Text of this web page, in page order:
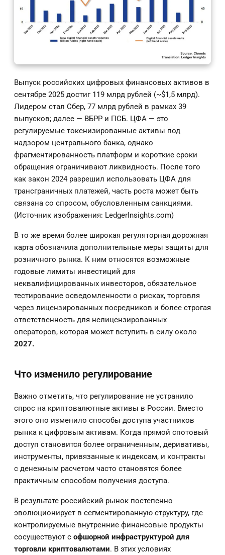
Выпуск российских цифровых финансовых активов в
сентябре 2025 достиг 119 млрд рублей (~$1,5 млрд).
Лидером стал Сбер, 77 млрд рублей в рамках 39
выпусков; далее — ВБРР и ПСБ. ЦФА — это
регулируемые токенизированные активы под
надзором центрального банка, однако
фрагментированность платформ и короткие сроки
обращения ограничивают ликвидность. После того
как закон 2024 разрешил использовать ЦФА для
трансграничных платежей, часть роста может быть
связана со спросом, обусловленным санкциями.
(Источник изображения: LedgerInsights.com)
В то же время более широкая регуляторная дорожная
карта обозначила дополнительные меры защиты для
розничного рынка. К ним относятся возможные
годовые лимиты инвестиций для
неквалифицированных инвесторов, обязательное
тестирование осведомленности о рисках, торговля
через лицензированных посредников и более строгая
ответственность для нелицензированных
операторов, которая может вступить в силу около
2027.
Что изменило регулирование
Важно отметить, что регулирование не устранило
спрос на криптовалютные активы в России. Вместо
этого оно изменило способы доступа участников
рынка к цифровым активам. Когда прямой спотовый
доступ становится более ограниченным, деривативы,
инструменты, привязанные к индексам, и контракты
с денежным расчетом часто становятся более
практичным способом получения доступа.
В результате российский рынок постепенно
эволюционирует в сегментированную структуру, где
контролируемые внутренние финансовые продукты
сосуществуют с офшорной инфраструктурой для
торговли криптовалютами. В этих условиях